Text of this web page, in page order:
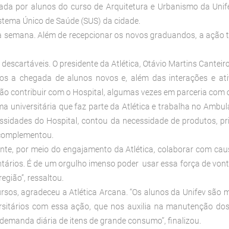
por alunos do curso de Arquitetura e Urbanismo da
Único de Saúde (SUS) da cidade.
Além de recepcionar os novos graduandos, a
O presidente da Atlética, Otávio Martins
a chegada de alunos novos e, além das interações e
contribuir com o Hospital, algumas vezes em parceria com
universitária que faz parte da Atlética e trabalha no
do Hospital, contou da necessidade de produtos,
por meio do engajamento da Atlética, colaborar com
É de um orgulho imenso poder usar essa força de
ressaltou.
agradeceu a Atlética Arcana. “Os alunos da Unifev
com essa ação, que nos auxilia na manutenção
diária de itens de grande consumo”, finalizou.